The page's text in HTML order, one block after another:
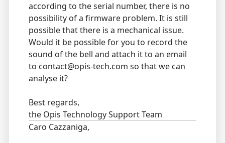
according to the serial number, there is no
possibility of a firmware problem. It is still
possible that there is a mechanical issue.
Would it be possible for you to record the
sound of the bell and attach it to an email
to contact@opis-tech.com so that we can
analyse it?
Best regards,
the Opis Technology Support Team
Caro Cazzaniga,